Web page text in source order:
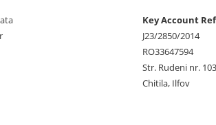
Key Account
J23/2850/2014
RO33647594
Str. Rudeni nr. 103
Chitila, Ilfov